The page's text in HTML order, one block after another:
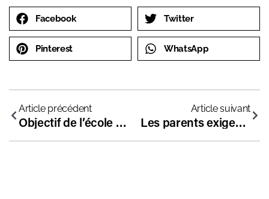
Facebook Twitter
Pinterest WhatsApp
Article précédent
Objectif de l’école indépendante belge Schola Nova : sauver les humanités classiques !
Article suivant
Les parents exigent une diversification de l’offre scolaire